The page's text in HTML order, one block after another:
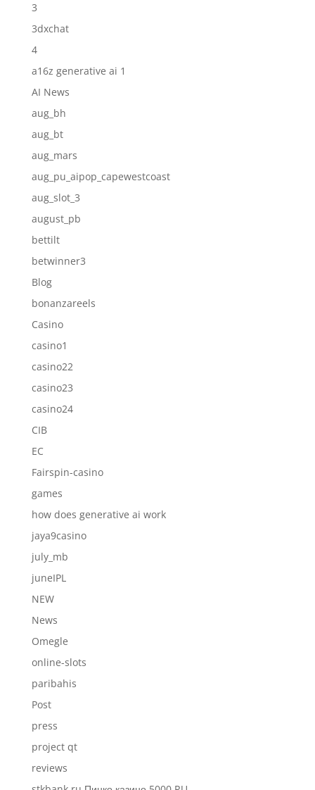
3
3dxchat
4
a16z generative ai 1
AI News
aug_bh
aug_bt
aug_mars
aug_pu_aipop_capewestcoast
aug_slot_3
august_pb
bettilt
betwinner3
Blog
bonanzareels
Casino
casino1
casino22
casino23
casino24
CIB
EC
Fairspin-casino
games
how does generative ai work
jaya9casino
july_mb
juneIPL
NEW
News
Omegle
online-slots
paribahis
Post
press
project qt
reviews